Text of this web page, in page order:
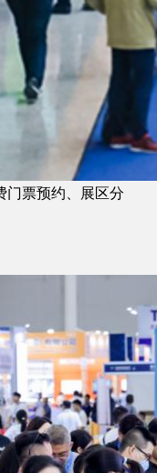
门票预约、展区分